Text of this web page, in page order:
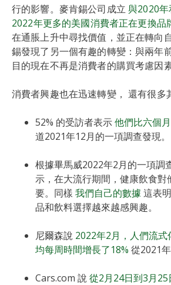
行的影響。麥肯錫公司成立與2020年
2022年更多的美國消費者正在更換品
在通脹上升中尋找價值，並正在轉向
錫發現了另一個有趣的轉變：與兩年
目的現在不再是消費者的購買考慮因素
消費者興趣也在迅速轉變， 還有很多
52% 的受訪者表示他們比六個
道2021年12月的一項調查發現。
根據畢馬威2022年2月的一項調
示，在大流行期間，健康飲食對
要。同樣 我們自己的數據 這表
品和飲料選擇越來越感興趣。
尼爾森說 2022年2月，人們流
均每周時間增長了18% 從2021年
Cars.com 說 從2月24日到3月